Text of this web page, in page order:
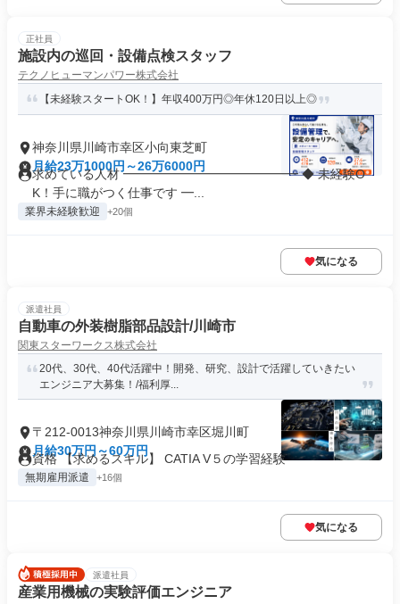
正社員
施設内の巡回・設備点検スタッフ
テクノヒューマンパワー株式会社
【未経験スタートOK！】年収400万円◎年休120日以上◎
神奈川県川崎市幸区小向東芝町
月給23万1000円～26万6000円
求めている人材 ━━━━━━━━━━━━━━ ◆ 未経験O
K！手に職がつく仕事です ━...
業界未経験歓迎 +20個
気になる
派遣社員
自動車の外装樹脂部品設計/川崎市
関東スターワークス株式会社
20代、30代、40代活躍中！開発、研究、設計で活躍していきたい
エンジニア大募集！/福利厚...
〒212-0013神奈川県川崎市幸区堀川町
月給30万円～60万円
資格 【求めるスキル】 CATIA V５の学習経験
無期雇用派遣 +16個
気になる
派遣社員
産業用機械の実験評価エンジニア